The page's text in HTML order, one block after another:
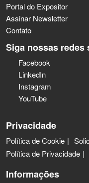
Portal do Expositor
Assinar Newsletter
Contato
Siga nossas redes
Facebook
LinkedIn
Instagram
YouTube
Privacidade
Política de Cookie
Política de Privacidade
Informações